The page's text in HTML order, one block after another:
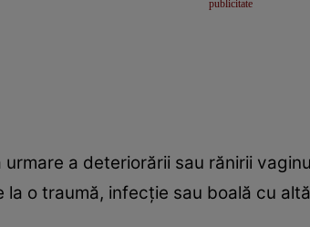
a deteriorării sau rănirii
o traumă, infecţie sau boală cu